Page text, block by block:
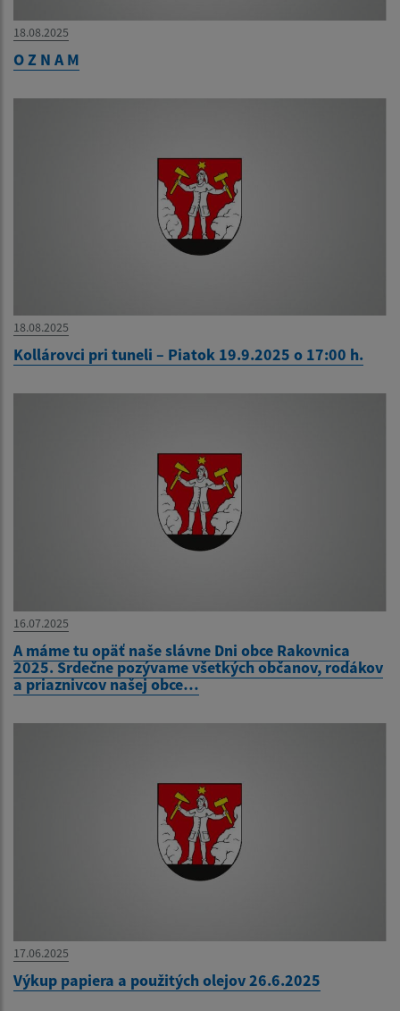
18.08.2025
O Z N A M
18.08.2025
Kollárovci pri tuneli – Piatok 19.9.2025 o 17:00 h.
16.07.2025
A máme tu opäť naše slávne Dni obce Rakovnica
2025. Srdečne pozývame všetkých občanov, rodákov
a priaznivcov našej obce…
17.06.2025
Výkup papiera a použitých olejov 26.6.2025